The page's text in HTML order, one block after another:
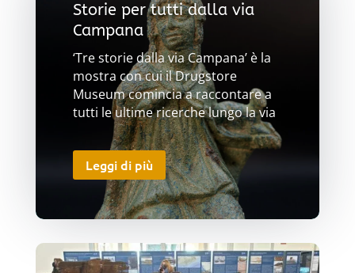
Storie per tutti dalla via
Campana
‘Tre storie dalla via Campana’ è la
mostra con cui il Drugstore
Museum comincia a raccontare a
tutti le ultime ricerche lungo la via
Leggi di più